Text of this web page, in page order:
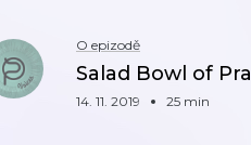
O epizodě
Salad Bowl of
14. 11. 2019 25 min